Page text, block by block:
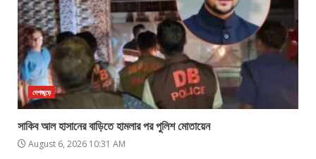
দেশজুড়ে
সাকিব আল হাসানের বাড়িতে হামলার পর পুলিশ মোতায়েন
August 6, 2026 10:31 AM